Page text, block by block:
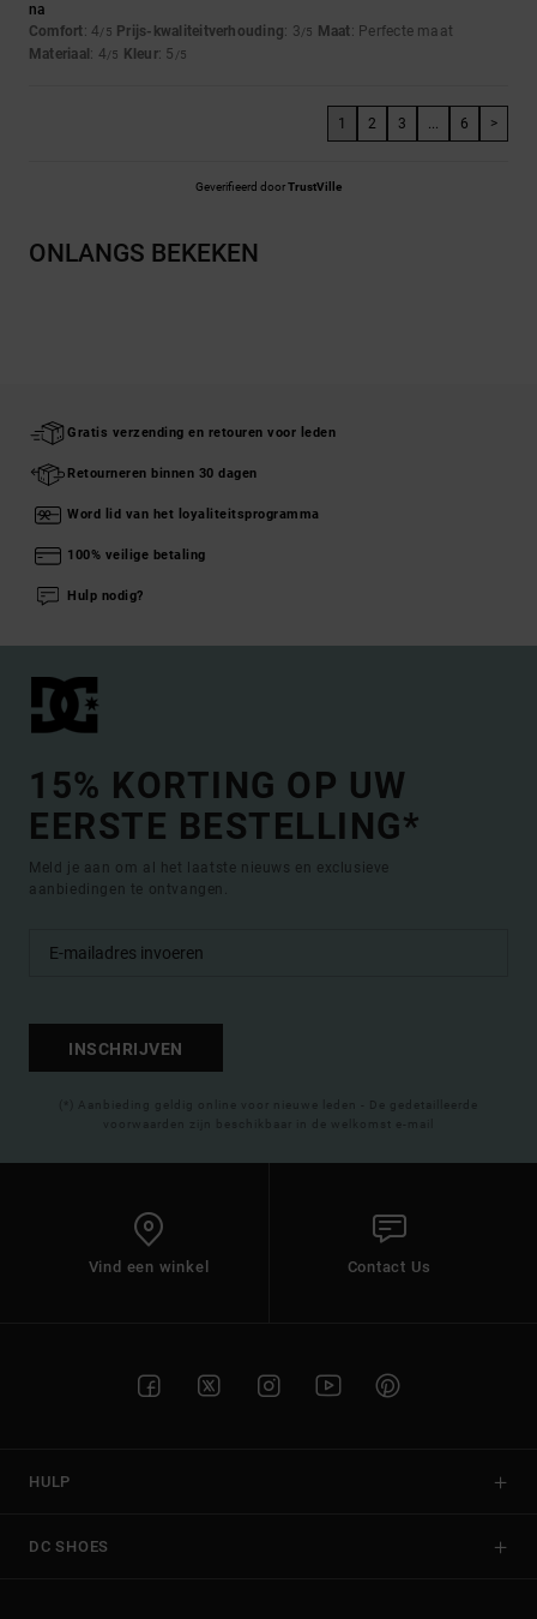
na
Comfort: 4/5 Prijs-kwaliteitverhouding: 3/5 Maat: Perfecte maat
Materiaal : 4/5 Kleur: 5 /5
1 2 3 ... 6 >
Geverifieerd doorTrustVille
ONLANGS BEKEKEN
Gratis verzending en retouren voor leden
Retourneren binnen 30 dagen
Word lid van het loyaliteitsprogramma
100% veilige betaling
Hulp nodig?
15% KORTING OP UW
EERSTE BESTELLING*
Meld je aan om al het laatste nieuws en exclusieve
aanbiedingen te ontvangen.
INSCHRIJVEN
(*) Aanbieding geldig online voor nieuwe leden - De gedetailleerde
voorwaarden zijn beschikbaar in de welkomst e-mail
Vind een winkel Contact Us
HULP
DC SHOES